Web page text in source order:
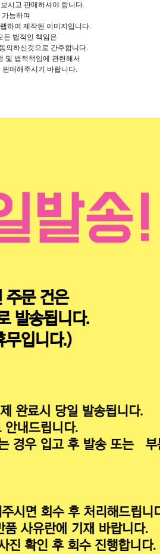
시고 판매하셔야 합니다.
능하며
하여 제작된 이미지입니다.
든 법적인 책임은
의하신것으로 간주합니다.
및 법적책임에 관련해서
매해주시기 바랍니다.